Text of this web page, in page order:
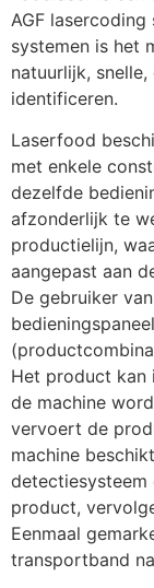
AGF
systemen is het
natuurlijk,
identificeren.
Laserfood
met enkele
dezelfde
afzonderlijk te
productielijn,
aangepast aan
De gebruiker
Het product kan
de machine
vervoert de
machine
detectiesysteem
product,
Eenmaal
transportband